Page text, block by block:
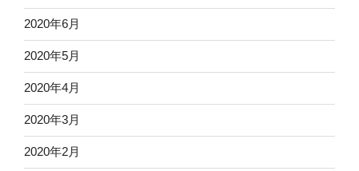
2020年6月
2020年5月
2020年4月
2020年3月
2020年2月